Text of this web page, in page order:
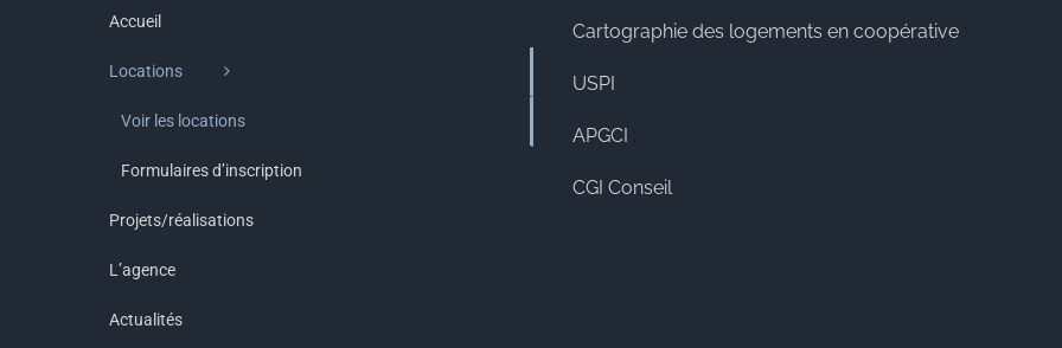
Accueil
Locations
Voir les locations
Formulaires d’inscription
Projets/réalisations
L’agence
Actualités
Cartographie des logements en coopérative:
USPI
APGCI :
CGI Conseil